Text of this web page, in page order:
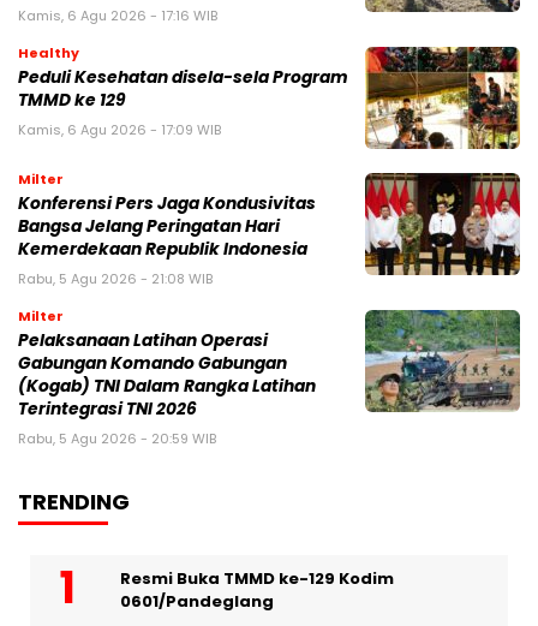
Kamis, 6 Agu 2026 - 17:16 WIB
Healthy
Peduli Kesehatan disela-sela Program
TMMD ke 129
Kamis, 6 Agu 2026 - 17:09 WIB
Milter
Konferensi Pers Jaga Kondusivitas
Bangsa Jelang Peringatan Hari
Kemerdekaan Republik Indonesia
Rabu, 5 Agu 2026 - 21:08 WIB
Milter
Pelaksanaan Latihan Operasi
Gabungan Komando Gabungan
(Kogab) TNI Dalam Rangka Latihan
Terintegrasi TNI 2026
Rabu, 5 Agu 2026 - 20:59 WIB
TRENDING
Resmi Buka TMMD ke-129 Kodim
0601/Pandeglang